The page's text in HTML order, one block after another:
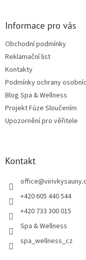
Informace pro vás
Obchodní podmínky
Reklamační list
Kontakty
Podmínky ochrany
Blog Spa & Wellness
Projekt Fúze Sloučením
Upozornění pro věřitele
Kontakt
office@
+420 605 440 544
+420 733 300 015
Spa & Wellness
spa_wellness_cz